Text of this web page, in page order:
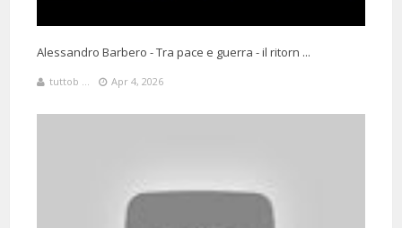
Alessandro Barbero - Tra pace e guerra - il ritorn ...
tuttob ... Apr 4, 2026